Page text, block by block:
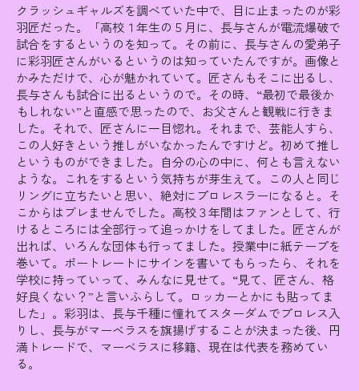
クラッシュギャルズを調べていた中で、目に止まったのが彩
羽匠だった。「高校１年生の５月に、長与さんが電流爆破で
試合をするというのを知って。その前に、長与さんの愛弟子
に彩羽匠さんがいるというのは知っていたんですが。画像と
かみただけで、心が魅かれていて。匠さんもそこに出るし、
長与さんも試合に出るというので。その時、“最初で最後か
もしれない”と直感で思ったので、お父さんと観戦に行きま
した。それで、匠さんに一目惚れ。それまで、芸能人すら、
この人好きという推しがいなかったんですけど。初めて推し
というものができました。自分の心の中に、何とも言えない
ような。これをするという気持ちが芽生えて。この人と同じ
リングに立ちたいと思い、絶対にプロレスラーになると。そ
こからはブレませんでした。高校３年間はファンとして、行
けるところには全部行って追っかけをしてました。匠さんが
出れば、いろんな団体も行ってました。授業中に紙テープを
巻いて。ポートレートにサインを書いてもらったら、それを
学校に持っていって、みんなに見せて。“見て、匠さん、格
好良くない？”と言いふらして。ロッカーとかにも貼ってま
した」。彩羽は、長与千種に憧れてスターダムでプロレス入
りし、長与がマーベラスを旗揚げすることが決まった後、円
満トレードで、マーベラスに移籍、現在は代表を務めてい
る。